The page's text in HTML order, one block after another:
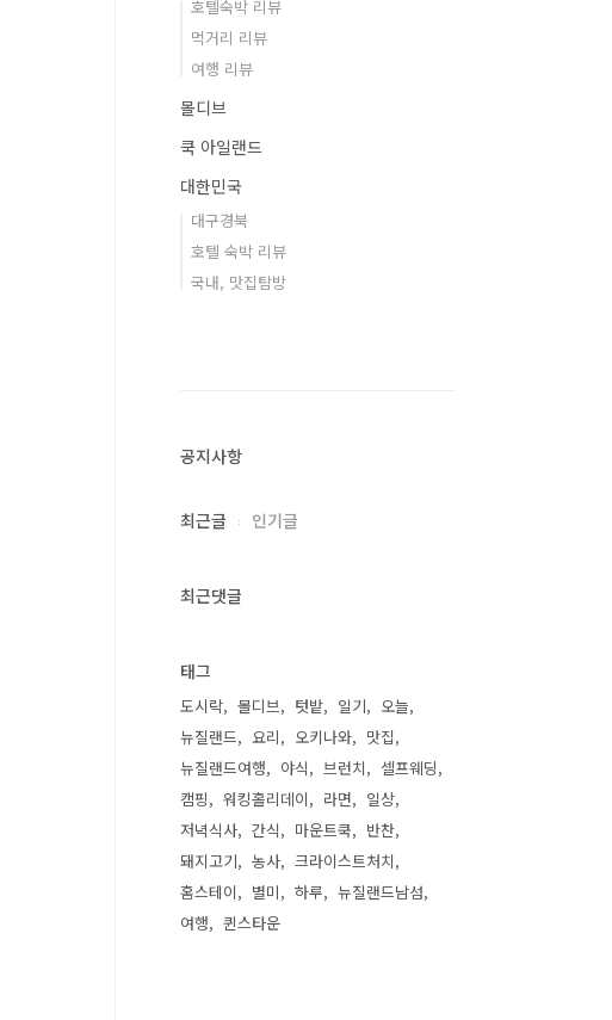
호텔숙박 리뷰
먹거리 리뷰
여행 리뷰
몰디브
쿡 아일랜드
대한민국
대구경북
호텔 숙박 리뷰
국내, 맛집탐방
공지사항
최근글 인기글
최근댓글
태그
도시락 몰디브 텃밭 일기
오늘
뉴질랜드
요리 오키나와
맛집
뉴질랜드여행
야식 브런치
셀프웨딩
캠핑
워킹홀리데이 라면
일상
저녁식사
간식 마운트쿡
반찬
돼지고기
농사
크라이스트처치
홈스테이
별미 하루
뉴질랜드남섬
여행
퀸스타운